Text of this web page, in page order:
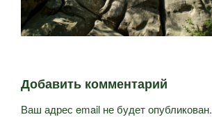
Добавить комментарий
Ваш адрес email не будет опубликован.